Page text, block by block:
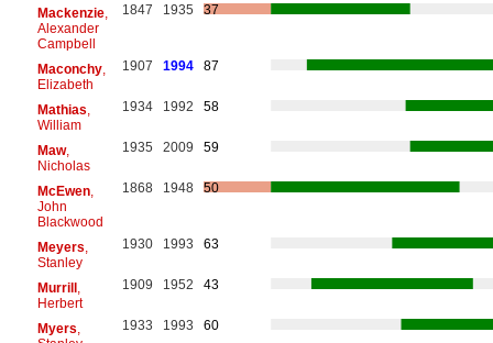
Mackenzie,
Alexander
Campbell
1847 1935 37
Maconchy,
Elizabeth
1907 1994 87
Mathias
William
1934 1992 58
Maw,
Nicholas
1935 2009 59
McEwen,
John
Blackwood
1868 1948 50
Meyers
Stanley
1930 1993 63
Murrill,
Herbert
1909 1952 43
Myers 1933 1993 60